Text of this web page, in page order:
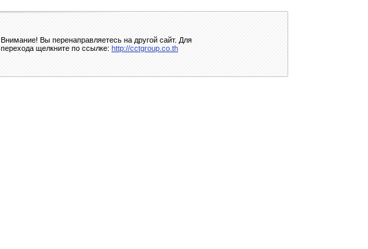
Внимание! Вы перенаправляетесь на другой сайт. Для
перехода щелкните по ссылке: http://cctgroup.co.th